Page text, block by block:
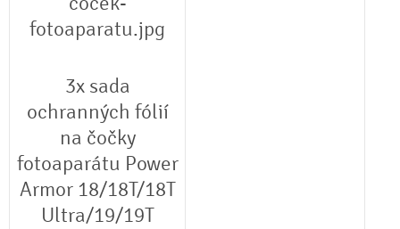
3x sada
ochranných fólií
na čočky
fotoaparátu Power
Armor 18/18T/18T
Ultra/19/19T